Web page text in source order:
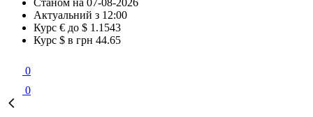
Станом на 07-08-2026
Актуальний з 12:00
Курс € до $ 1.1543
Курс $ в грн 44.65
0
0